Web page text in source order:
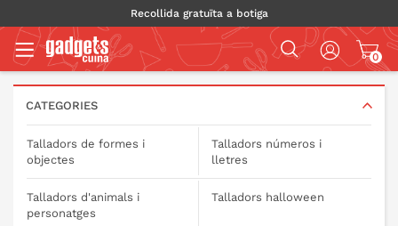
Recollida gratuïta a botiga
0
CATEGORIES
Talladors de formes i
objectes
Talladors números i
lletres
Talladors d'animals i
personatges
Talladors halloween